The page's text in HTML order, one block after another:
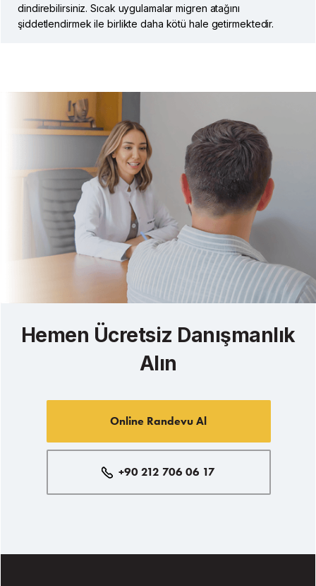
dindirebilirsiniz. Sıcak uygulamalar migren atağını
şiddetlendirmek ile birlikte daha kötü hale getirmektedir.
Hemen Ücretsiz Danışmanlık
Alın
Online Randevu Al
+90 212 706 06 17